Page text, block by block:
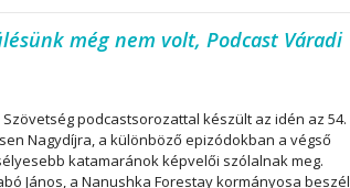
még nem volt, Podcast Váradi
podcastsorozattal készült az idén az 54.
Nagydíjra, a különböző epizódokban a végső
katamaránok képvelői szólalnak meg.
János, a Nanushka Forestay kormányosa beszél